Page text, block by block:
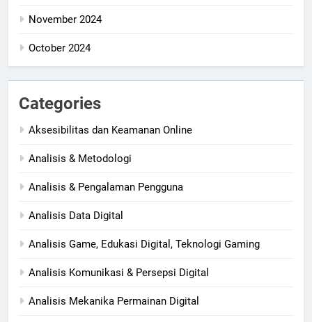
November 2024
October 2024
Categories
Aksesibilitas dan Keamanan Online
Analisis & Metodologi
Analisis & Pengalaman Pengguna
Analisis Data Digital
Analisis Game, Edukasi Digital, Teknologi Gaming
Analisis Komunikasi & Persepsi Digital
Analisis Mekanika Permainan Digital